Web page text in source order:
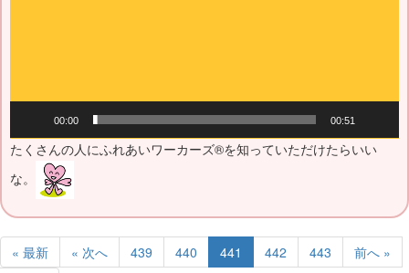
00:00 00:51
たくさんの人にふれあいワーカーズ®を知っていただけたらいい
な。
« 最新 « 次へ 439 440 441 442 443
前へ »